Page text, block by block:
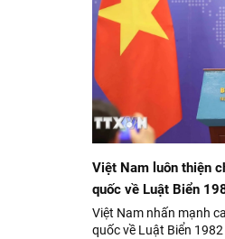
Việt Nam luôn thiện
quốc về Luật Biển
Việt Nam nhấn mạnh
quốc về Luật Biển